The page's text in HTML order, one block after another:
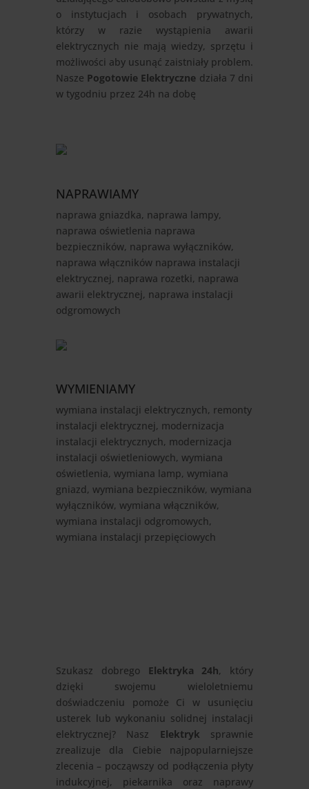
o instytucjach i osobach prywatnych,
którzy w razie wystąpienia awarii
elektrycznych nie mają wiedzy, sprzętu i
możliwości aby usunąć zaistniały problem.
Nasze Pogotowie Elektryczne działa 7 dni
w tygodniu przez 24h na dobę
NAPRAWIAMY
naprawa gniazdka, naprawa lampy,
naprawa oświetlenia naprawa
bezpieczników, naprawa wyłączników,
naprawa włączników naprawa instalacji
elektrycznej, naprawa rozetki, naprawa
awarii elektrycznej, naprawa instalacji
odgromowych
WYMIENIAMY
wymiana instalacji elektrycznych, remonty
instalacji elektrycznej, modernizacja
instalacji elektrycznych, modernizacja
instalacji oświetleniowych, wymiana
oświetlenia, wymiana lamp, wymiana
gniazd, wymiana bezpieczników, wymiana
wyłączników, wymiana włączników,
wymiana instalacji odgromowych,
wymiana instalacji przepięciowych
Szukasz dobrego Elektryka 24h, który
dzięki swojemu wieloletniemu
doświadczeniu pomoże Ci w usunięciu
usterek lub wykonaniu solidnej instalacji
elektrycznej? Nasz Elektryk sprawnie
zrealizuje dla Ciebie najpopularniejsze
zlecenia – począwszy od podłączenia płyty
indukcyjnej, piekarnika oraz naprawy